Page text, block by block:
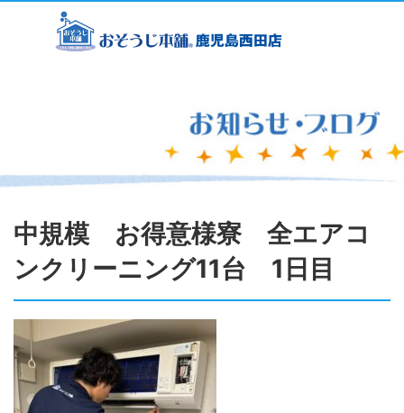
中規模 お得意様寮 全エアコ
ンクリーニング11台 1日目